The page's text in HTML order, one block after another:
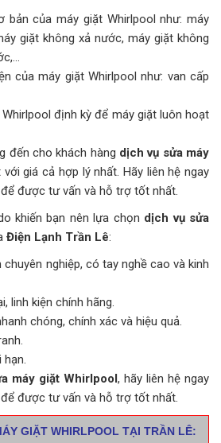
bản của máy giặt Whirlpool như: máy
giặt không xả nước, máy giặt không
của máy giặt Whirlpool như: van cấp
định kỳ để máy giặt luôn hoạt
đến cho khách hàng dịch vụ sửa máy
giá cả hợp lý nhất. Hãy liên hệ ngay
để được tư vấn và hỗ trợ tốt nhất.
khiến bạn nên lựa chọn dịch vụ sửa
Điện Lạnh Trần Lê:
nghiệp, có tay nghề cao và kinh
linh kiện chính hãng.
chóng, chính xác và hiệu quả.
máy giặt Whirlpool, hãy liên hệ ngay
để được tư vấn và hỗ trợ tốt nhất.
GIẶT WHIRLPOOL TẠI TRẦN LÊ: